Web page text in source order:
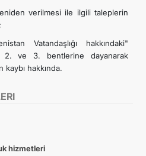
hizmetleri
verilmesi ile ilgili taleplerin
Vatandaşlığı hakkındaki"
2. ve 3. bentlerine dayanarak
kaybı hakkında.